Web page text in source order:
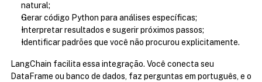
natural;
Gerar código Python para análises específicas;
Interpretar resultados e sugerir próximos passos;
Identificar padrões que você não procurou explicitamente.
LangChain facilita essa integração. Você conecta seu
DataFrame ou banco de dados, faz perguntas em português, e o